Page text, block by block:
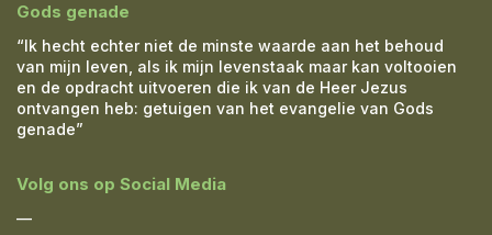
Gods genade
“Ik hecht echter niet de minste waarde aan het behoud
van mijn leven, als ik mijn levenstaak maar kan voltooien
en de opdracht uitvoeren die ik van de Heer Jezus
ontvangen heb: getuigen van het evangelie van Gods
genade”
Volg ons op Social Media
—